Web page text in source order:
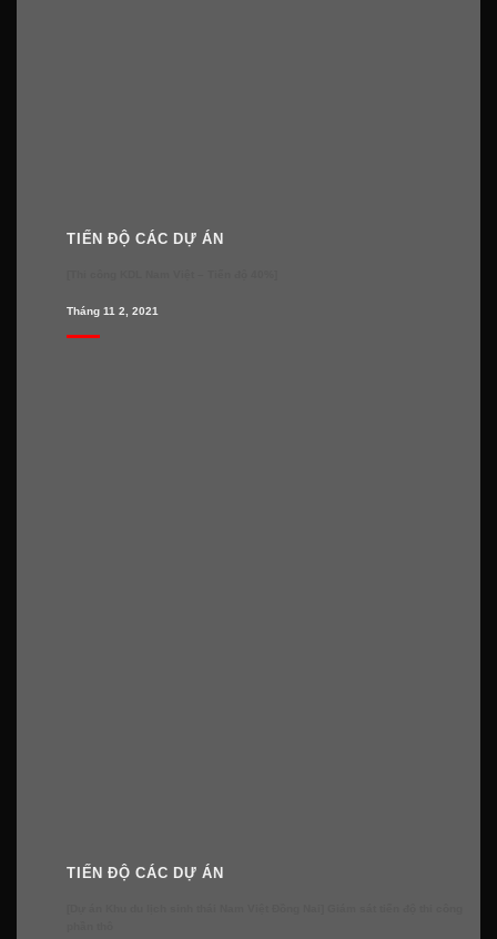
TIẾN ĐỘ CÁC DỰ ÁN
Tháng 11 2, 2021
TIẾN ĐỘ CÁC DỰ ÁN